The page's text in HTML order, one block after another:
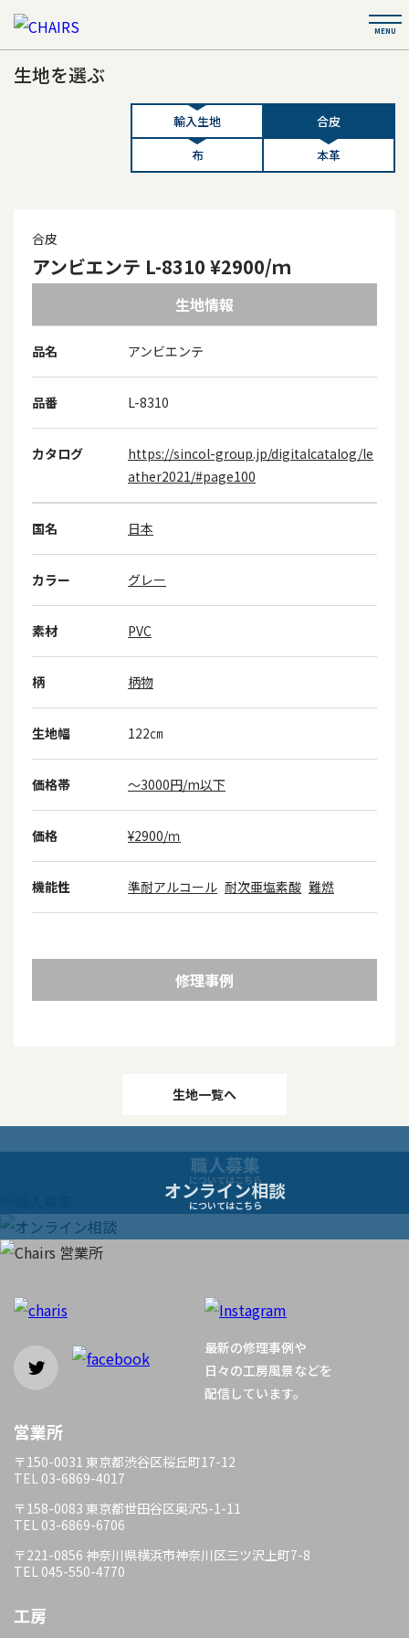
生地を選ぶ
輸入生地
合皮
布
本革
合皮
アンビエンテ L-8310 ¥2900/ｍ
生地情報
品名 アンビエンテ
品番 L-8310
カタログ
https://sincol-group.jp/digitalcatalog/le
ather2021/#page100
国名 日本
カラー グレー
素材 PVC
柄 柄物
生地幅 122㎝
価格帯 ～3000円/m以下
価格 ¥2900/ｍ
機能性 準耐アルコール 耐次亜塩素酸 難燃
修理事例
稿
ビ
ー
ョ
ン
生地一覧へ
職人募集
についてはこちら
オンライン相談
についてはこちら
最新の修理事例や
日々の工房風景などを
配信しています。
営業所
〒150-0031 東京都渋谷区桜丘町17-12
TEL 03-6869-4017
〒158-0083 東京都世田谷区奥沢5-1-11
TEL 03-6869-6706
〒221-0856 神奈川県横浜市神奈川区三ツ沢上町7-8
TEL 045-550-4770
工房